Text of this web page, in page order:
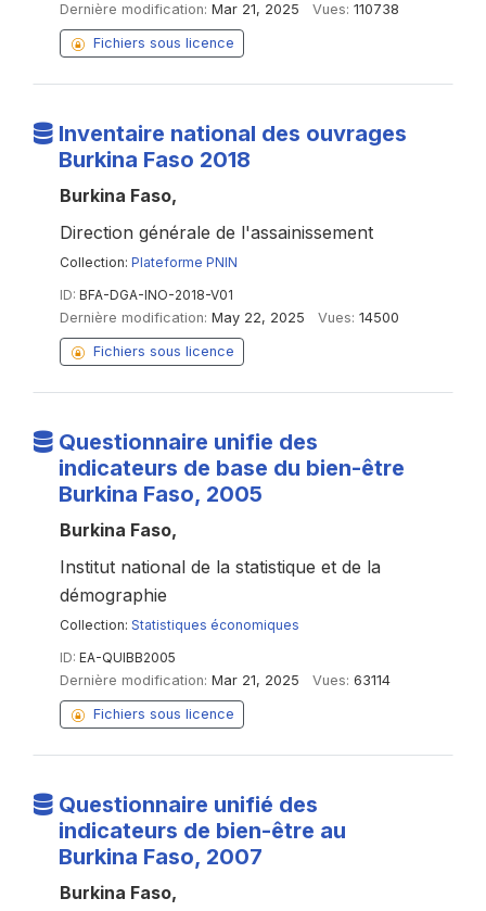
Dernière modification: Mar 21, 2025 Vues: 110738
Fichiers sous licence
Inventaire national des ouvrages
Burkina Faso 2018
Burkina Faso,
Direction générale de l'assainissement
Collection: Plateforme PNIN
ID: BFA-DGA-INO-2018-V01
Dernière modification: May 22, 2025 Vues: 14500
Fichiers sous licence
Questionnaire unifie des
indicateurs de base du bien-être
Burkina Faso, 2005
Burkina Faso,
Institut national de la statistique et de la
démographie
Collection: Statistiques économiques
ID: EA-QUIBB2005
Dernière modification: Mar 21, 2025 Vues: 63114
Fichiers sous licence
Questionnaire unifié des
indicateurs de bien-être au
Burkina Faso, 2007
Burkina Faso,